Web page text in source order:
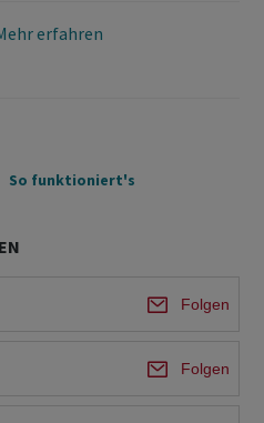
erfahren
So funktioniert's
Folgen
Folgen